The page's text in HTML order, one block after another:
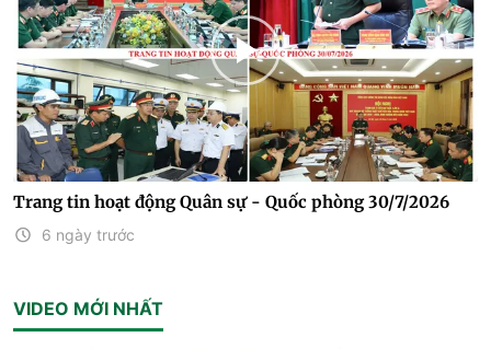
Trang tin hoạt động Quân sự - Quốc phòng 30/7/2026
6 ngày trước
VIDEO MỚI NHẤT